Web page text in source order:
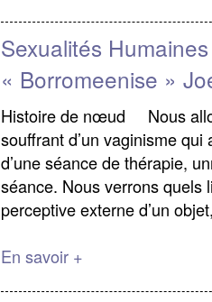
Sexualités
« Borromeenise »
Histoire de nœud Nous
souffrant d’un vaginisme
d’une séance de thérapie,
séance. Nous verrons quels
perceptive externe d’un
En savoir +